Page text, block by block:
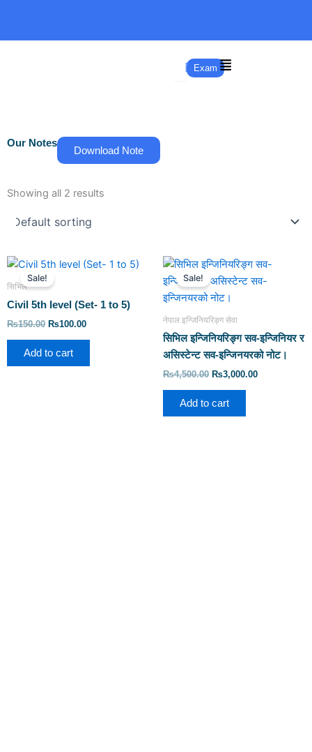
content
Exam
Our Notes
Download Note
Showing all 2 results
Sale!
सिभिल
Civil 5th level (Set- 1 to 5)
₨150.00
Original
was:
₨100.00
Current
Add to cart
Sale!
नेपाल इन्जिनियरिङ्ग सेवा
सिभिल इन्जिनियरिङ्ग सव-इन्जिनियर र
असिस्टेन्ट सव-इन्जिनयरको नोट।
₨4,500.00
Original
price
was:
₨4,500.00.
₨3,000.00
Current
is:
Add to cart